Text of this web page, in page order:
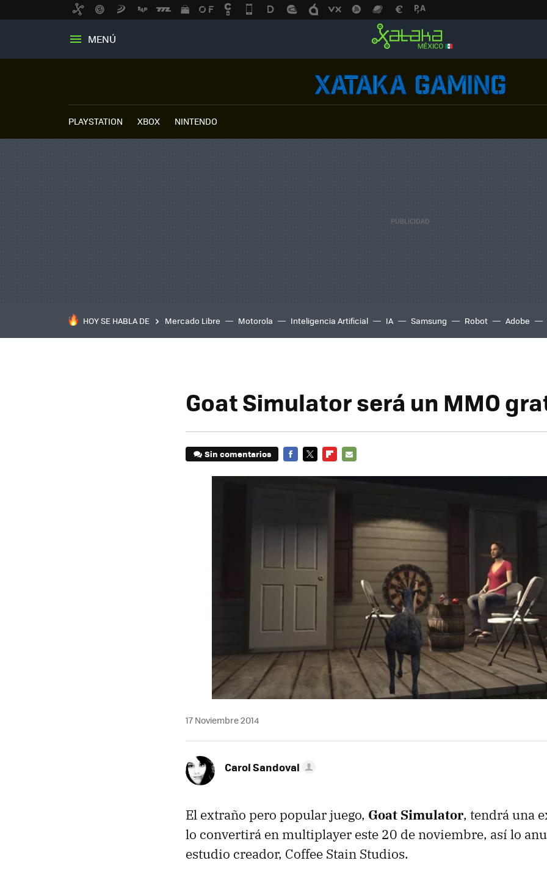
MENÚ
PLAYSTATION XBOX NINTENDO
HOY SE HABLA DE Mercado Libre Motorola Inteligencia Artificial IA Samsung Robot Adobe
Sin comentarios
17 Noviembre 2014
Carol Sandoval
El extraño pero popular juego, Goat Simulator, tendrá una
lo convertirá en multiplayer este 20 de noviembre, así lo
estudio creador, Coffee Stain Studios.